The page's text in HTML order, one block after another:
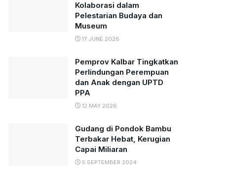
Kolaborasi dalam
Pelestarian Budaya dan
Museum
17 JUNE 2026
Pemprov Kalbar Tingkatkan
Perlindungan Perempuan
dan Anak dengan UPTD
PPA
12 MAY 2026
Gudang di Pondok Bambu
Terbakar Hebat, Kerugian
Capai Miliaran
5 SEPTEMBER 2024